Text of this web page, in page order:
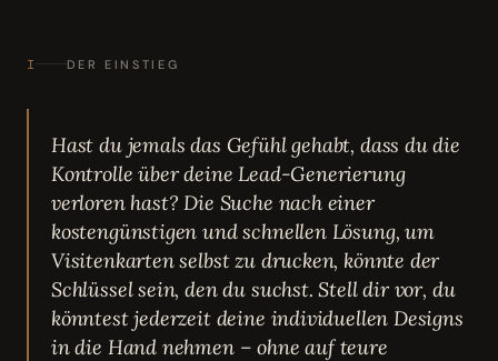
I DER EINSTIEG
Hast du jemals das Gefühl gehabt, dass du die
Kontrolle über deine Lead-Generierung
verloren hast? Die Suche nach einer
kostengünstigen und schnellen Lösung, um
Visitenkarten selbst zu drucken, könnte der
Schlüssel sein, den du suchst. Stell dir vor, du
könntest jederzeit deine individuellen Designs
in die Hand nehmen – ohne auf teure